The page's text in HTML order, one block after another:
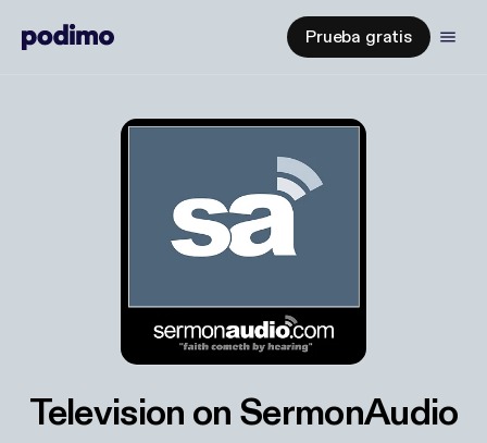
Prueba gratis
Television on SermonAudio